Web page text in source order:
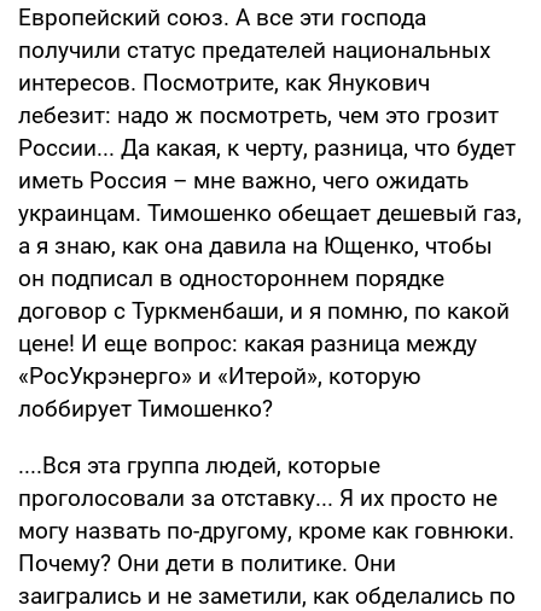
Европейский союз. А все эти господа
получили статус предателей национальных
интересов. Посмотрите, как Янукович
лебезит: надо ж посмотреть, чем это грозит
России... Да какая, к черту, разница, что будет
иметь Россия – мне важно, чего ожидать
украинцам. Тимошенко обещает дешевый газ,
а я знаю, как она давила на Ющенко, чтобы
он подписал в одностороннем порядке
договор с Туркменбаши, и я помню, по какой
цене! И еще вопрос: какая разница между
«РосУкрэнерго» и «Итерой», которую
лоббирует Тимошенко?
....Вся эта группа людей, которые
проголосовали за отставку... Я их просто не
могу назвать по-другому, кроме как говнюки.
Почему? Они дети в политике. Они
заигрались и не заметили, как обделались по